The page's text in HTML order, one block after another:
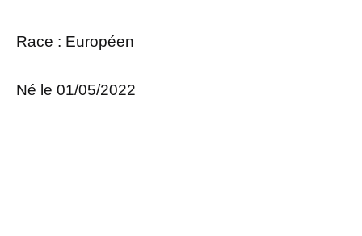
Race : Européen
Né le 01/05/2022